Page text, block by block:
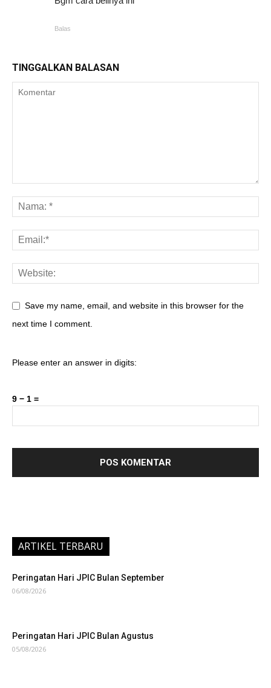
Balas
TINGGALKAN BALASAN
Save my name, email, and website in this browser for the
next time I comment.
Please enter an answer in digits:
9 − 1 =
ARTIKEL TERBARU
Peringatan Hari JPIC Bulan September
06/08/2026
Peringatan Hari JPIC Bulan Agustus
05/08/2026